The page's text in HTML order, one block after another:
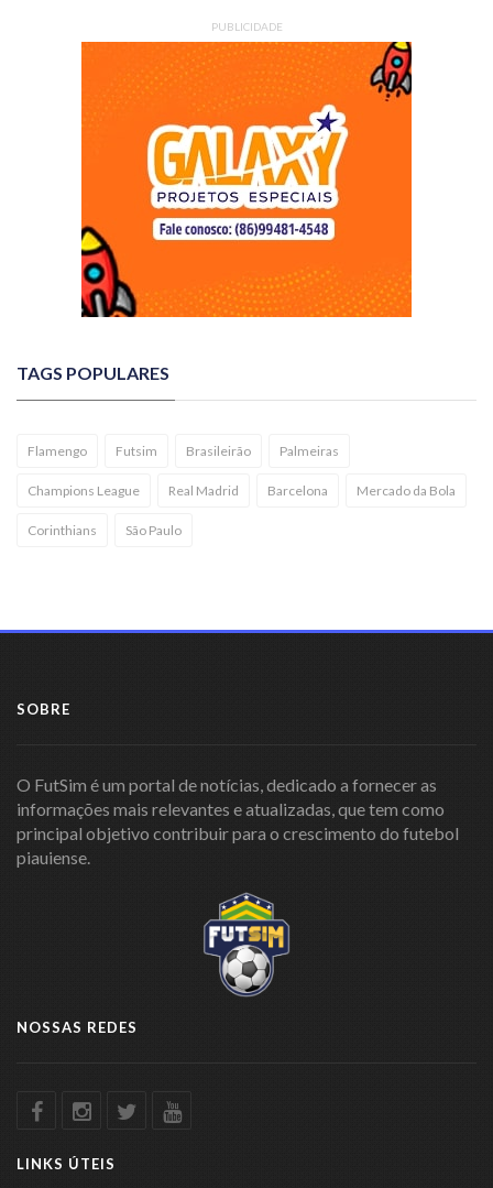
PUBLICIDADE
TAGS POPULARES
Flamengo Futsim Brasileirão Palmeiras
Champions League Real Madrid Barcelona Mercado da Bola
Corinthians São Paulo
SOBRE
O FutSim é um portal de notícias, dedicado a fornecer as
informações mais relevantes e atualizadas, que tem como
principal objetivo contribuir para o crescimento do futebol
piauiense.
NOSSAS REDES
LINKS ÚTEIS